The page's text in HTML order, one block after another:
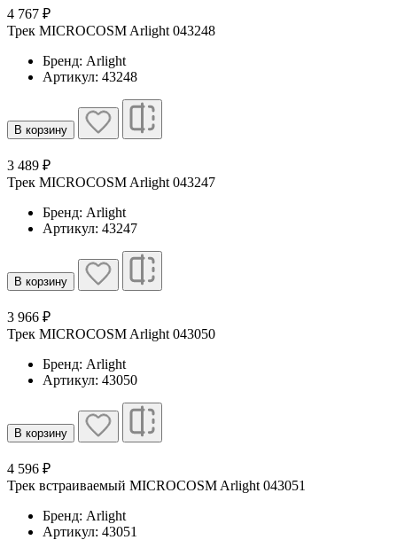
4 767 ₽
Трек MICROCOSM Arlight 043248
Бренд: Arlight
Артикул: 43248
В корзину
3 489 ₽
Трек MICROCOSM Arlight 043247
Бренд: Arlight
Артикул: 43247
В корзину
3 966 ₽
Трек MICROCOSM Arlight 043050
Бренд: Arlight
Артикул: 43050
В корзину
4 596 ₽
Трек встраиваемый MICROCOSM Arlight 043051
Бренд: Arlight
Артикул: 43051